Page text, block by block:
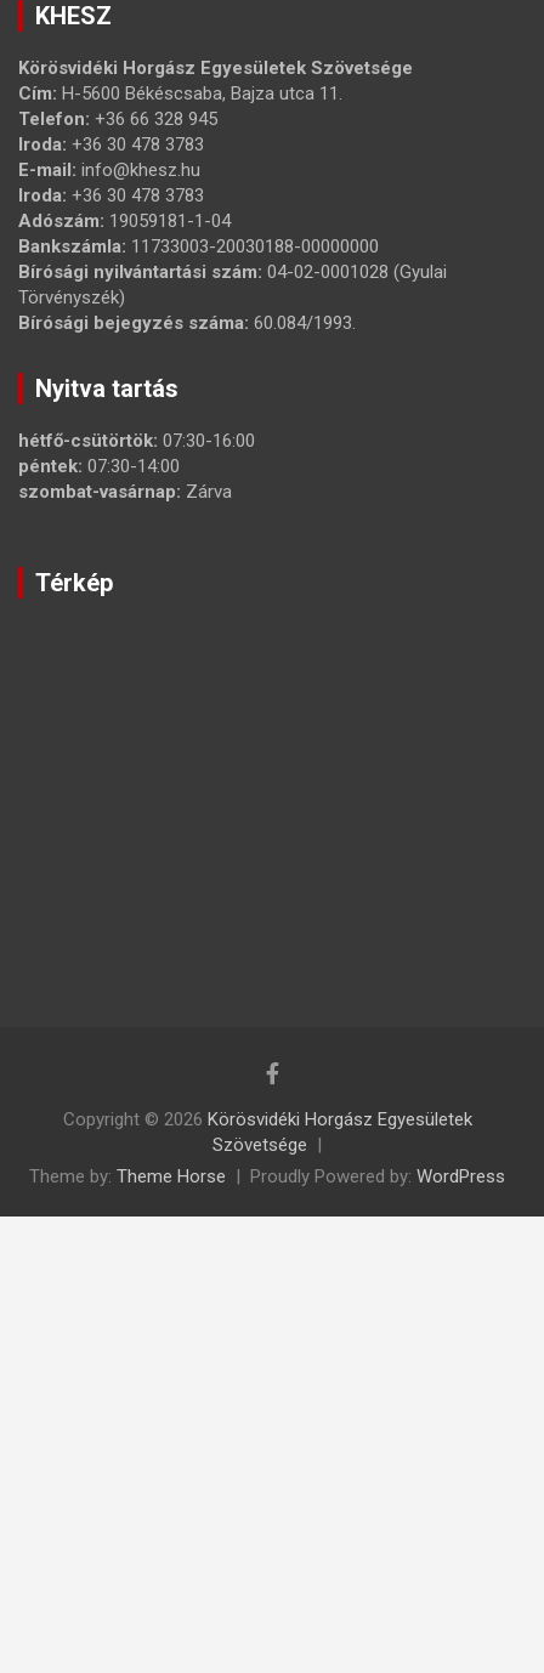
KHESZ
Körösvidéki Horgász Egyesületek Szövetsége
Cím: H-5600 Békéscsaba, Bajza utca 11.
Telefon: +36 66 328 945
Iroda: +36 30 478 3783
E-mail: info@khesz.hu
Iroda: +36 30 478 3783
Adószám: 19059181-1-04
Bankszámla: 11733003-20030188-00000000
Bírósági nyilvántartási szám: 04-02-0001028 (Gyulai
Törvényszék)
Bírósági bejegyzés száma: 60.084/1993.
Nyitva tartás
hétfő-csütörtök: 07:30-16:00
péntek: 07:30-14:00
szombat-vasárnap: Zárva
Térkép
Copyright © 2026 Körösvidéki Horgász Egyesületek
Szövetsége
Theme by: Theme Horse Proudly Powered by: WordPress